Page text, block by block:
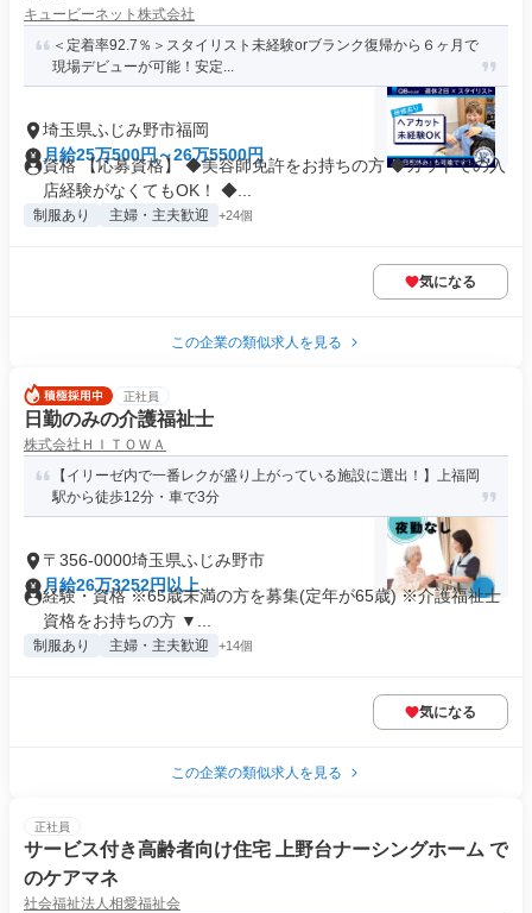
キュービーネット株式会社
＜定着率92.7％＞スタイリスト未経験orブランク復帰から６ヶ月で
現場デビューが可能！安定...
埼玉県ふじみ野市福岡
月給25万500円～26万5500円
資格 【応募資格】 ◆美容師免許をお持ちの方 ◆カットでの入
店経験がなくてもOK！ ◆...
制服あり 主婦・主夫歓迎 +24個
気になる
この企業の類似求人を見る
正社員
日勤のみの介護福祉士
株式会社ＨＩＴＯＷＡ
【イリーゼ内で一番レクが盛り上がっている施設に選出！】上福岡
駅から徒歩12分・車で3分
〒356-0000埼玉県ふじみ野市
月給26万3252円以上
経験・資格 ※65歳未満の方を募集(定年が65歳) ※介護福祉士
資格をお持ちの方 ▼...
制服あり 主婦・主夫歓迎 +14個
気になる
この企業の類似求人を見る
正社員
サービス付き高齢者向け住宅 上野台ナーシングホーム で
のケアマネ
社会福祉法人相愛福祉会